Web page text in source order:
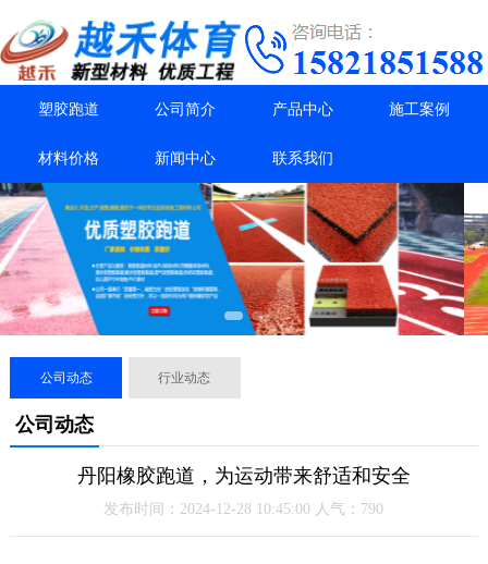
塑胶跑道 公司简介 产品中心 施工案例
材料价格 新闻中心 联系我们
公司动态 行业动态
公司动态
丹阳橡胶跑道，为运动带来舒适和安全
发布时间：2024-12-28 10:45:00 人气：790